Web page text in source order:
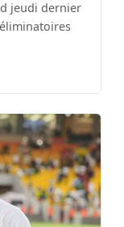
jeudi dernier